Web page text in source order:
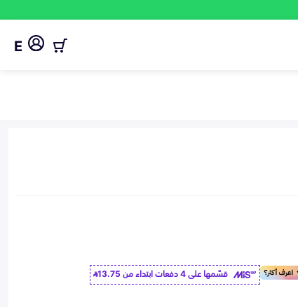
E
قسّمها على 4 دفعات ابتداء من
13.75